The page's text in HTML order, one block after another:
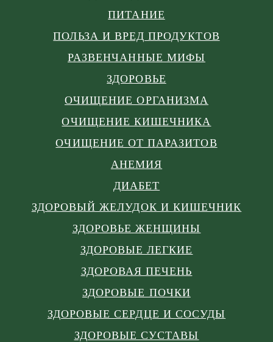
ПИТАНИЕ
ПОЛЬЗА И ВРЕД ПРОДУКТОВ
РАЗВЕНЧАННЫЕ МИФЫ
ЗДОРОВЬЕ
ОЧИЩЕНИЕ ОРГАНИЗМА
ОЧИЩЕНИЕ КИШЕЧНИКА
ОЧИЩЕНИЕ ОТ ПАРАЗИТОВ
АНЕМИЯ
ДИАБЕТ
ЗДОРОВЫЙ ЖЕЛУДОК И КИШЕЧНИК
ЗДОРОВЬЕ ЖЕНЩИНЫ
ЗДОРОВЫЕ ЛЕГКИЕ
ЗДОРОВАЯ ПЕЧЕНЬ
ЗДОРОВЫЕ ПОЧКИ
ЗДОРОВЫЕ СЕРДЦЕ И СОСУДЫ
ЗДОРОВЫЕ СУСТАВЫ